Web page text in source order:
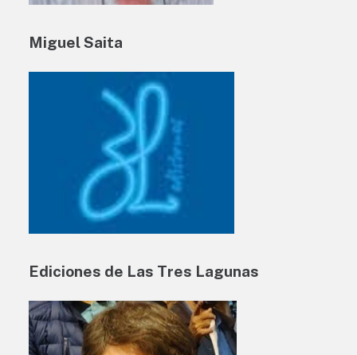
Miguel Saita
Ediciones de Las Tres Lagunas